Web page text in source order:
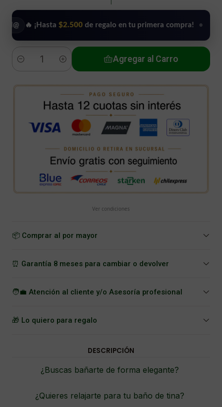
¡Hasta$2.500de regalo en tu primera compra! • Usar
Cantidad
Agregar al Carro
Ver condiciones
📦 Comprar al por mayor
⏰ Garantía 8 meses para cambiar o devolver
🧑‍💼 Atención al cliente y/o Asesoría profesional
🎁 Lo quiero para regalo
DESCRIPCIÓN
¿Buscas bañarte de forma elegante?
¿Quieres relajarte para tu baño de tina?